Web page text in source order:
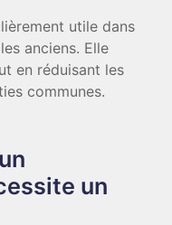
utile dans
anciens. Elle
en réduisant les
communes.
un